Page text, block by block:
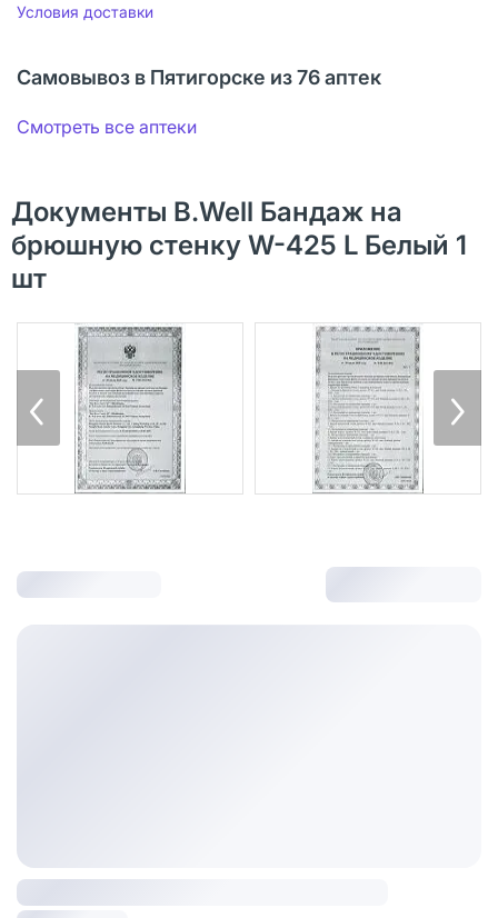
Условия доставки
Самовывоз в Пятигорске из 76 аптек
Смотреть все аптеки
Документы B.Well Бандаж на
брюшную стенку W-425 L Белый 1
шт